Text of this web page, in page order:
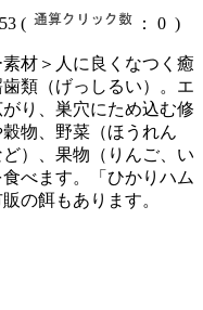
( ： 0 )
材＞人に良くなつく癒
類（げっしるい）。エ
り、巣穴にため込む修
物、野菜（ほうれん
）、果物（りんご、い
べます。「ひかりハム
の餌もあります。